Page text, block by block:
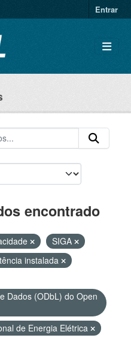
Entrar
encontrado
SIGA
instalada
Dados (ODbL) do Open
de Energia Elétrica